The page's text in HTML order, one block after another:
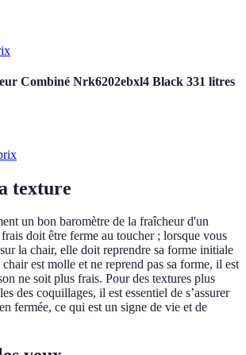
Combiné Nrk6202ebxl4 Black 331 litres
texture
un bon baromètre de la fraîcheur d'un
doit être ferme au toucher ; lorsque vous
la chair, elle doit reprendre sa forme initiale
est molle et ne reprend pas sa forme, il est
ne soit plus frais. Pour des textures plus
des coquillages, il est essentiel de s’assurer
fermée, ce qui est un signe de vie et de